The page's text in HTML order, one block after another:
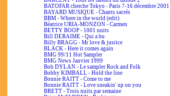
BATOFAR cherche Tokyo - Paris 7-16 décembre 2001
BAYARD MUSIQUE - Chants sacrés
BBM - Where in the world (edit)
Béatrice URIA-MONZON - Carmen
BETTY BOOP - 1001 nuits
Bill DERAIME - Qui a bu
Billy BRAGG - Mr love & justice
BLACK - Here it comes again
BMG 99/11 Hot Sampler
BMG News Janvier 1999
Bob DYLAN - Le sampler Rock and Folk
Bobby KIMBALL - Hold the line
Bonnie RAITT - Come to me
Bonnie RAITT - Love sneakin' up on you
BRETT - Trois nuits par semaine